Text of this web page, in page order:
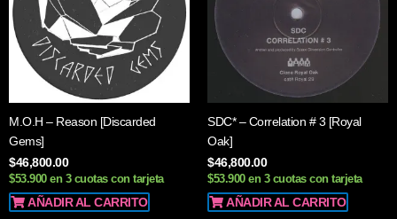
M.O.H – Reason [Discarded
Gems]
$46,800.00
$53.900 en 3 cuotas con tarjeta
AÑADIR AL CARRITO
SDC* – Correlation # 3 [Royal
Oak]
$46,800.00
$53.900 en 3 cuotas con tarjeta
AÑADIR AL CARRITO